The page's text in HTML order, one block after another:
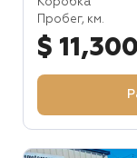
Пробег, км.
$ 11,300